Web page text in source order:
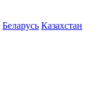
Беларусь Казахстан